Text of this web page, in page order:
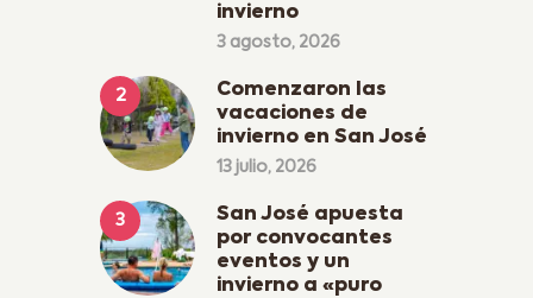
invierno
3 agosto, 2026
Comenzaron las
vacaciones de
invierno en San José
13 julio, 2026
San José apuesta
por convocantes
eventos y un
invierno a «puro